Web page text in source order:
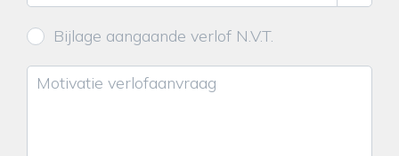
Bijlage aangaande verlof N.V.T.